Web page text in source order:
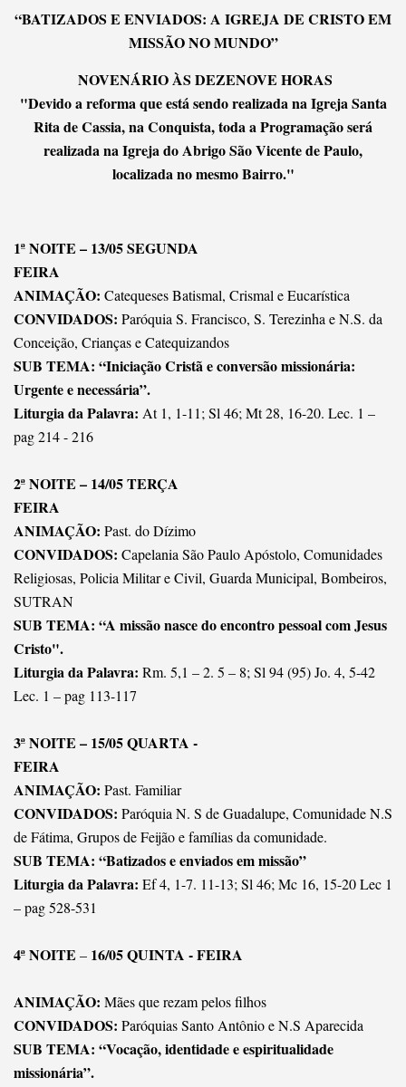
“BATIZADOS E ENVIADOS: A IGREJA DE CRISTO EM
MISSÃO NO MUNDO”
NOVENÁRIO ÀS DEZENOVE HORAS
"Devido a reforma que está sendo realizada na Igreja Santa
Rita de Cassia, na Conquista, toda a Programação será
realizada na Igreja do Abrigo São Vicente de Paulo,
localizada no mesmo Bairro."
1ª NOITE – 13/05 SEGUNDA
FEIRA
ANIMAÇÃO: Catequeses Batismal, Crismal e Eucarística
CONVIDADOS: Paróquia S. Francisco, S. Terezinha e N.S. da
Conceição, Crianças e Catequizandos
SUB TEMA: “Iniciação Cristã e conversão missionária:
Urgente e necessária”.
Liturgia da Palavra: At 1, 1-11; Sl 46; Mt 28, 16-20. Lec. 1 –
pag 214 - 216
2ª NOITE – 14/05 TERÇA
FEIRA
ANIMAÇÃO: Past. do Dízimo
CONVIDADOS: Capelania São Paulo Apóstolo, Comunidades
Religiosas, Policia Militar e Civil, Guarda Municipal, Bombeiros,
SUTRAN
SUB TEMA: “A missão nasce do encontro pessoal com Jesus
Cristo".
Liturgia da Palavra: Rm. 5,1 – 2. 5 – 8; Sl 94 (95) Jo. 4, 5-42
Lec. 1 – pag 113-117
3ª NOITE – 15/05 QUARTA -
FEIRA
ANIMAÇÃO: Past. Familiar
CONVIDADOS: Paróquia N. S de Guadalupe, Comunidade N.S
de Fátima, Grupos de Feijão e famílias da comunidade.
SUB TEMA: “Batizados e enviados em missão”
Liturgia da Palavra: Ef 4, 1-7. 11-13; Sl 46; Mc 16, 15-20 Lec 1
– pag 528-531
4ª NOITE –16/05 QUINTA - FEIRA
ANIMAÇÃO: Mães que rezam pelos filhos
CONVIDADOS: Paróquias Santo Antônio e N.S Aparecida
SUB TEMA: “Vocação, identidade e espiritualidade
missionária”.